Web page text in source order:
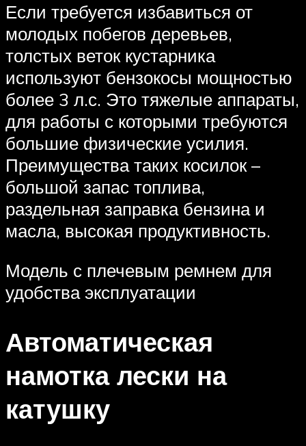
Если требуется избавиться от
молодых побегов деревьев,
толстых веток кустарника
используют бензокосы мощностью
более 3 л.с. Это тяжелые аппараты,
для работы с которыми требуются
большие физические усилия.
Преимущества таких косилок –
большой запас топлива,
раздельная заправка бензина и
масла, высокая продуктивность.
Модель с плечевым ремнем для
удобства эксплуатации
Автоматическая
намотка лески на
катушку